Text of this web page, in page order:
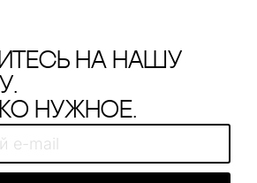
на нашу
нужное.